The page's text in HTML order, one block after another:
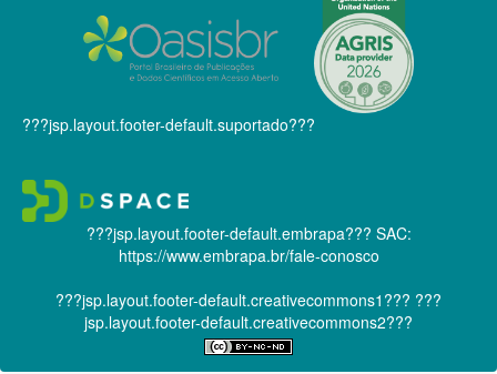
???jsp.layout.footer-default.suportado???
???jsp.layout.footer-default.embrapa??? SAC:
https://www.embrapa.br/fale-conosco
???jsp.layout.footer-default.creativecommons1??? ???
jsp.layout.footer-default.creativecommons2???